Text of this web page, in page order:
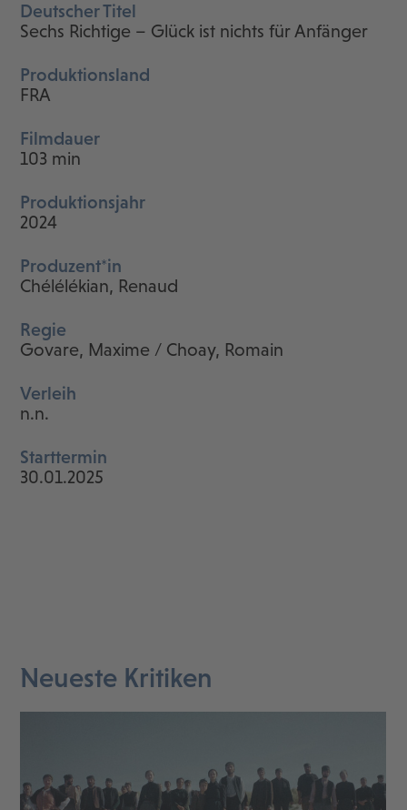
Deutscher Titel
Sechs Richtige – Glück ist nichts für Anfänger
Produktionsland
FRA
Filmdauer
103 min
Produktionsjahr
2024
Produzent*in
Chélélékian, Renaud
Regie
Govare, Maxime / Choay, Romain
Verleih
n.n.
Starttermin
30.01.2025
Neueste Kritiken